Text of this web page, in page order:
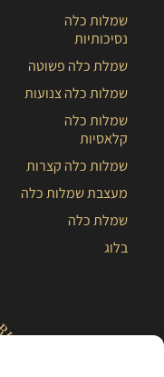
שמלות כלה
נסיכותיות
שמלת כלה פשוטה
שמלות כלה צנועות
שמלות כלה
קלאסיות
שמלות כלה קצרות
מעצבת שמלות כלה
שמלת כלה
בלוג